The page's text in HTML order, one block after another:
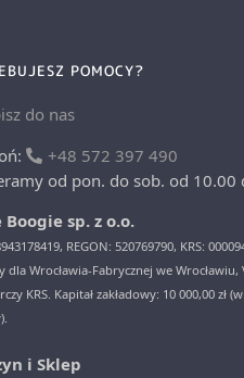
POMOCY?
do nas
+48 572 397 490
od pon. do sob. od 10.00
Boogie sp. z o.o.
REGON: 520769790, KRS:
dla Wrocławia-Fabrycznej we Wrocławiu,
KRS. Kapitał zakładowy: 10 000,00 zł (w
i Sklep